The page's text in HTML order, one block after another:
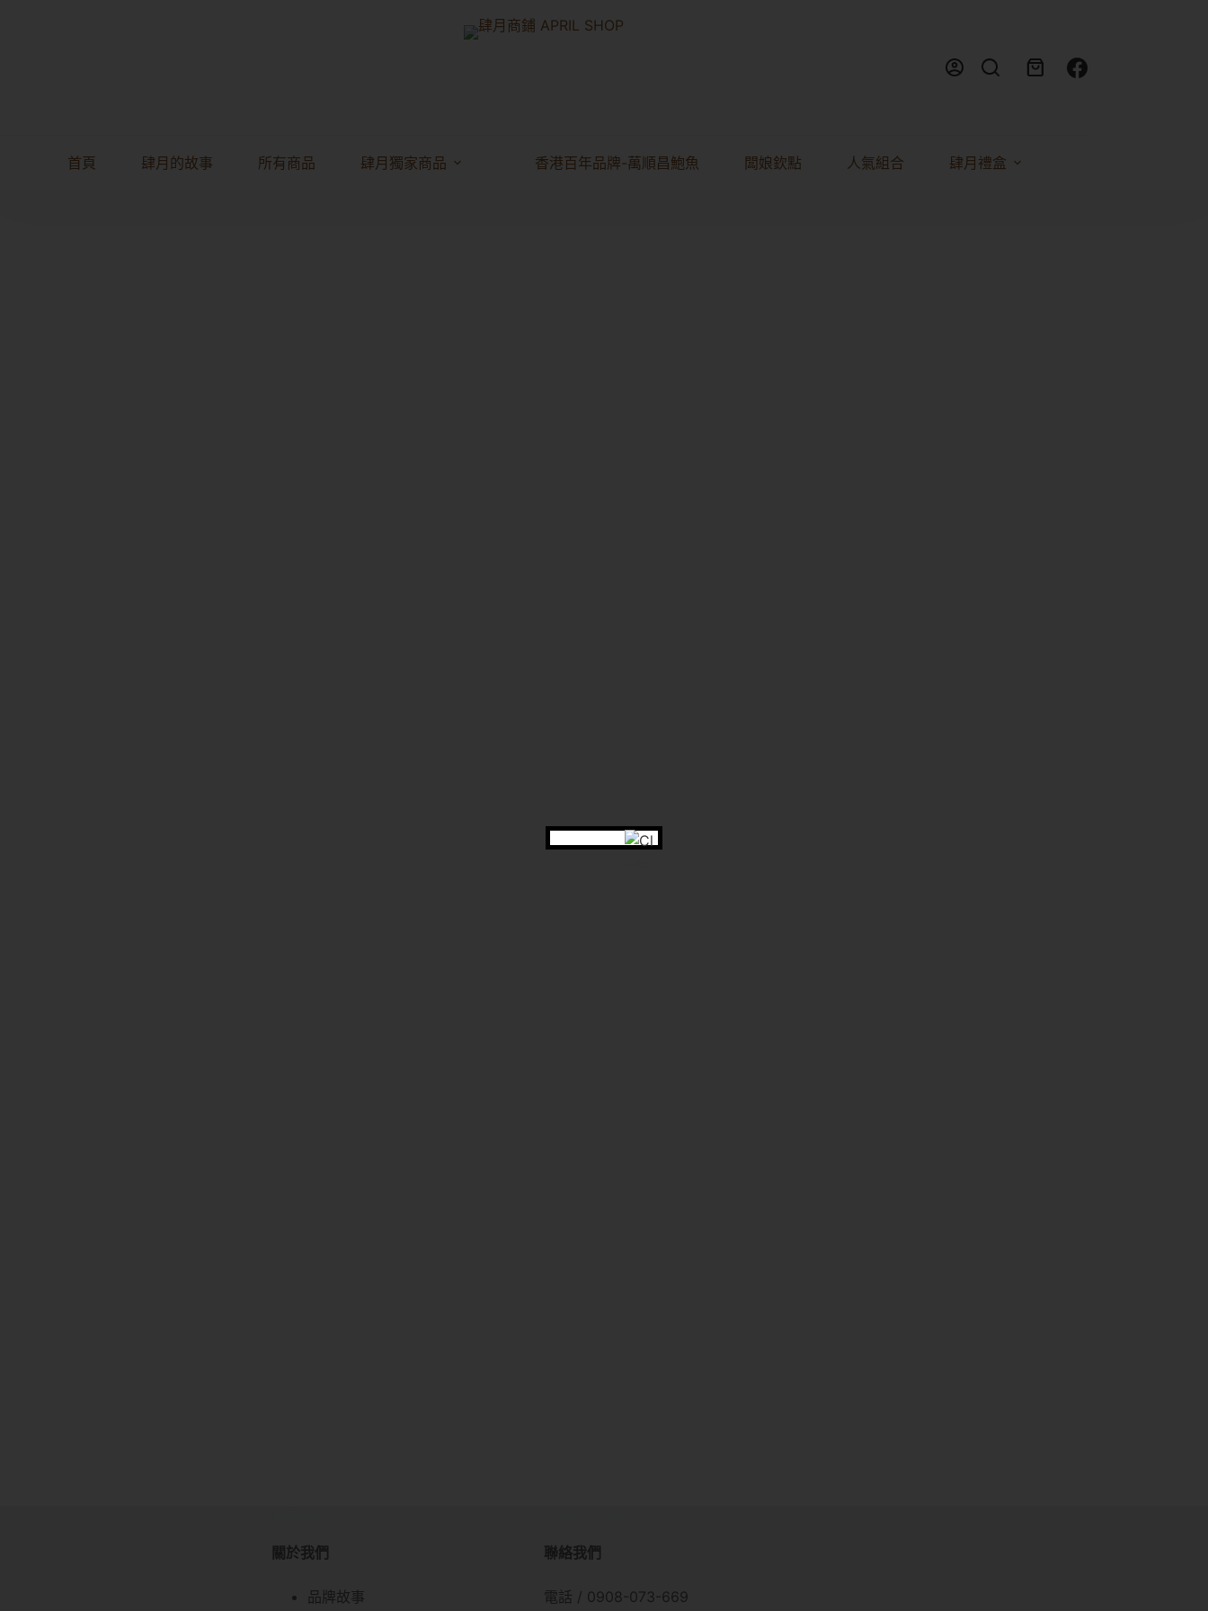
首頁 肆月的故事 所有商品 肆月獨家商品 香港百年品牌-萬順昌鮑魚 闆娘欽點 人氣組合 肆月禮盒
關於我們
品牌故事
聯絡我們
電話 / 0908-073-669